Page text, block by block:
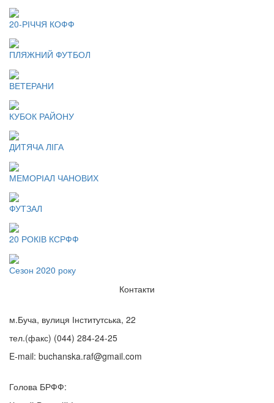
20-РІЧЧЯ КОФФ
ПЛЯЖНИЙ ФУТБОЛ
ВЕТЕРАНИ
КУБОК РАЙОНУ
ДИТЯЧА ЛІГА
МЕМОРІАЛ ЧАНОВИХ
ФУТЗАЛ
20 РОКІВ КСРФФ
Сезон 2020 року
Контакти
м.Буча, вулиця Інститутська, 22
тел.(факс) (044) 284-24-25
E-mail: buchanska.raf@gmail.com
Голова БРФФ: